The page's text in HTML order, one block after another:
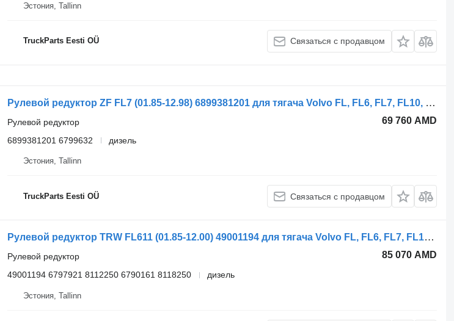
Эстония, Tallinn
TruckParts Eesti OÜ Связаться с продавцом
Рулевой редуктор ZF FL7 (01.85-12.98) 6899381201 для тягача Volvo FL, FL6, FL7, FL10, FL12, FS718 (1985-2005)
69 760 AMD
Рулевой редуктор
6899381201 6799632
дизель
Эстония, Tallinn
TruckParts Eesti OÜ Связаться с продавцом
Рулевой редуктор TRW FL611 (01.85-12.00) 49001194 для тягача Volvo FL, FL6, FL7, FL10, FL12, FS718 (1985-2005)
85 070 AMD
Рулевой редуктор
49001194 6797921 8112250 6790161 8118250
дизель
Эстония, Tallinn